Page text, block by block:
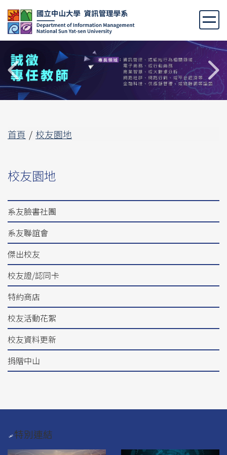
跳
到
主
要
內
容
區
首頁 校友園地
校友園地
系友臉書社團
系友聯誼會
傑出校友
校友證/認同卡
特約商店
校友活動花絮
校友資料更新
捐贈中山
特別連結